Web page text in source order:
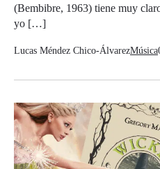
(Bembibre, 1963) tiene muy
yo […]
Lucas Méndez Chico-ÁlvarezMúsica